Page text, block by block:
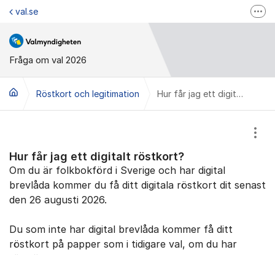
Hoppa till innehåll
Fråga om val 2026
val.se
Valmyndigheten på Facebook
Valmyndigheten på Instagram
Valupplysningen
Röstkort och legitimation Hur får jag ett digitalt röstkort?
Hur får jag ett digitalt röstkort?
Om du är folkbokförd i Sverige och har digital
brevlåda kommer du få ditt digitala röstkort dit senast
den 26 augusti 2026.
Du som inte har digital brevlåda kommer få ditt
röstkort på papper som i tidigare val, om du har